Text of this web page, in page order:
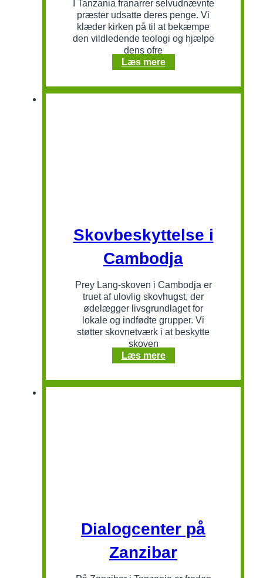
I Tanzania franarrer selvudnævnte
præster udsatte deres penge. Vi
klæder kirken på til at bekæmpe
den vildledende teologi og hjælpe
dens ofre
Læs mereAnsvarlig
teologi
i
Tanzania
Skovbeskyttelse i
Cambodja
Prey Lang-skoven i Cambodja er
truet af ulovlig skovhugst, der
ødelægger livsgrundlaget for
lokale og indfødte grupper. Vi
støtter skovnetværk i at beskytte
skoven
Læs mereSkovbeskyttelse
i
Cambodja
Dialogcenter på
Zanzibar